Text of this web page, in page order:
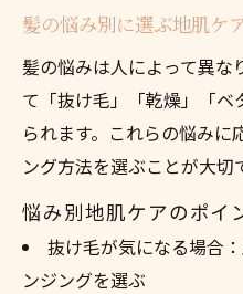
髪の悩み別に選ぶ地肌ケ
髪の悩みは人によって異な
て「抜け毛」「乾燥」「
られます。これらの悩みに
ング方法を選ぶことが大切
悩み別地肌ケアのポイ
抜け毛が気になる場合
ンジングを選ぶ